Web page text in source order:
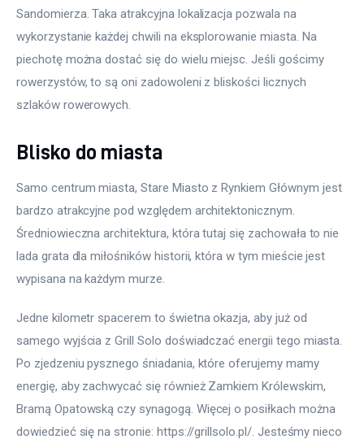
Sandomierza. Taka atrakcyjna lokalizacja pozwala na
wykorzystanie każdej chwili na eksplorowanie miasta. Na
piechotę można dostać się do wielu miejsc. Jeśli gościmy
rowerzystów, to są oni zadowoleni z bliskości licznych
szlaków rowerowych.
Blisko do miasta
Samo centrum miasta, Stare Miasto z Rynkiem Głównym jest
bardzo atrakcyjne pod względem architektonicznym.
Średniowieczna architektura, która tutaj się zachowała to nie
lada grata dla miłośników historii, która w tym mieście jest
wypisana na każdym murze.
Jedne kilometr spacerem to świetna okazja, aby już od
samego wyjścia z Grill Solo doświadczać energii tego miasta.
Po zjedzeniu pysznego śniadania, które oferujemy mamy
energię, aby zachwycać się również Zamkiem Królewskim,
Bramą Opatowską czy synagogą. Więcej o posiłkach można
dowiedzieć się na stronie: https://grillsolo.pl/. Jesteśmy nieco